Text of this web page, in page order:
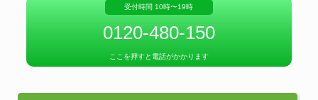
受付時間 10時〜19時
0120-480-150
ここを押すと電話がかかります